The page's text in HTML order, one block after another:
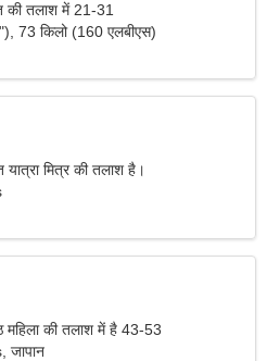
तलाश में 21-31
73 किलो (160 एलबीएस)
मित्र की तलाश है।
महिला की तलाश में है 43-53
जापान